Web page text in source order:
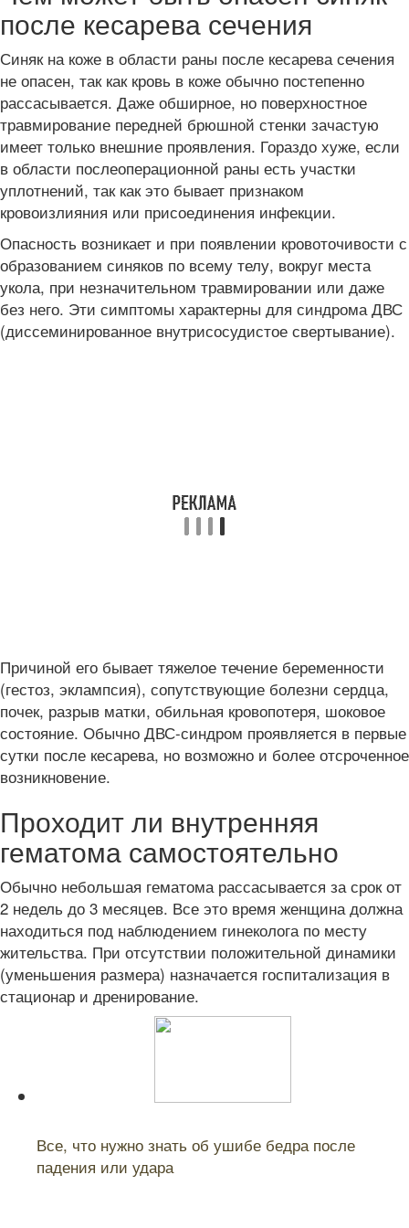
после кесарева сечения
Синяк на коже в области раны после кесарева сечения
не опасен, так как кровь в коже обычно постепенно
рассасывается. Даже обширное, но поверхностное
травмирование передней брюшной стенки зачастую
имеет только внешние проявления. Гораздо хуже, если
в области послеоперационной раны есть участки
уплотнений, так как это бывает признаком
кровоизлияния или присоединения инфекции.
Опасность возникает и при появлении кровоточивости с
образованием синяков по всему телу, вокруг места
укола, при незначительном травмировании или даже
без него. Эти симптомы характерны для синдрома ДВС
(диссеминированное внутрисосудистое свертывание).
Причиной его бывает тяжелое течение беременности
(гестоз, эклампсия), сопутствующие болезни сердца,
почек, разрыв матки, обильная кровопотеря, шоковое
состояние. Обычно ДВС-синдром проявляется в первые
сутки после кесарева, но возможно и более отсроченное
возникновение.
Проходит ли внутренняя
гематома самостоятельно
Обычно небольшая гематома рассасывается за срок от
2 недель до 3 месяцев. Все это время женщина должна
находиться под наблюдением гинеколога по месту
жительства. При отсутствии положительной динамики
(уменьшения размера) назначается госпитализация в
стационар и дренирование.
Все, что нужно знать об ушибе бедра после
падения или удара